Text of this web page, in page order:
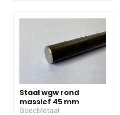
Staal wgw rond
massief 45 mm
GoedMetaal